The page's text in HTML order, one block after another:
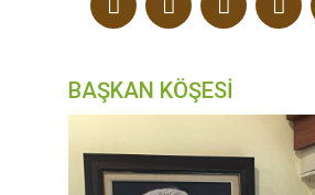
BAŞKAN KÖŞESİ